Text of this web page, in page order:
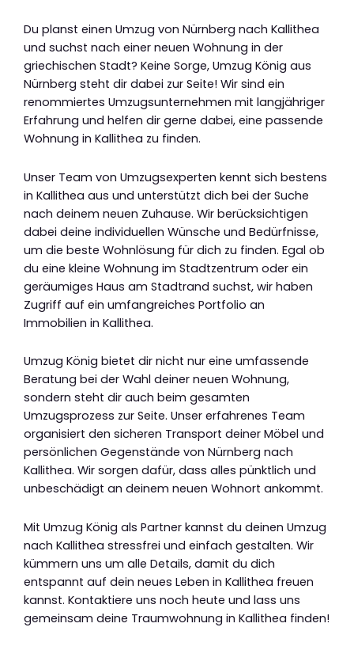
Du planst einen Umzug von Nürnberg nach Kallithea
und suchst nach einer neuen Wohnung in der
griechischen Stadt? Keine Sorge, Umzug König aus
Nürnberg steht dir dabei zur Seite! Wir sind ein
renommiertes Umzugsunternehmen mit langjähriger
Erfahrung und helfen dir gerne dabei, eine passende
Wohnung in Kallithea zu finden.
Unser Team von Umzugsexperten kennt sich bestens
in Kallithea aus und unterstützt dich bei der Suche
nach deinem neuen Zuhause. Wir berücksichtigen
dabei deine individuellen Wünsche und Bedürfnisse,
um die beste Wohnlösung für dich zu finden. Egal ob
du eine kleine Wohnung im Stadtzentrum oder ein
geräumiges Haus am Stadtrand suchst, wir haben
Zugriff auf ein umfangreiches Portfolio an
Immobilien in Kallithea.
Umzug König bietet dir nicht nur eine umfassende
Beratung bei der Wahl deiner neuen Wohnung,
sondern steht dir auch beim gesamten
Umzugsprozess zur Seite. Unser erfahrenes Team
organisiert den sicheren Transport deiner Möbel und
persönlichen Gegenstände von Nürnberg nach
Kallithea. Wir sorgen dafür, dass alles pünktlich und
unbeschädigt an deinem neuen Wohnort ankommt.
Mit Umzug König als Partner kannst du deinen Umzug
nach Kallithea stressfrei und einfach gestalten. Wir
kümmern uns um alle Details, damit du dich
entspannt auf dein neues Leben in Kallithea freuen
kannst. Kontaktiere uns noch heute und lass uns
gemeinsam deine Traumwohnung in Kallithea finden!